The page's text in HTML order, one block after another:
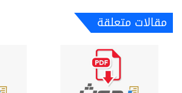
مقالات متعلقة